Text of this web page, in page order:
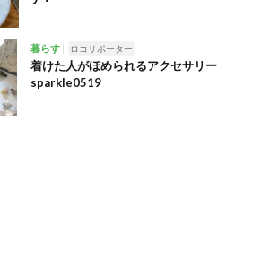
暮らす ロコサポーター
着けた人がほめられるアクセサリー
sparkle0519